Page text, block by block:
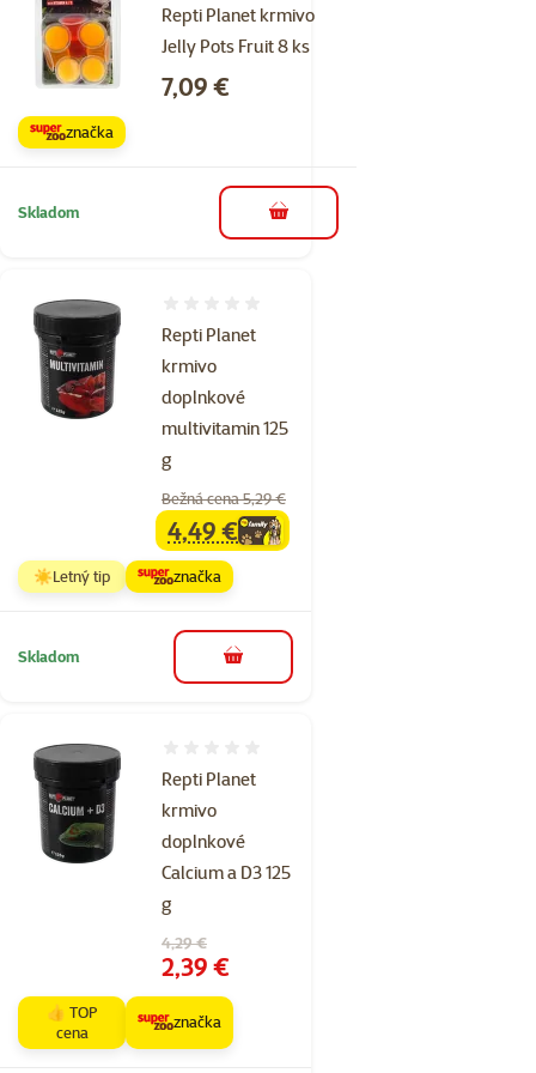
Repti Planet krmivo
Jelly Pots Fruit 8 ks
Cena
7,09 €
značka
Skladom do košíka
Repti Planet
krmivo
doplnkové
multivitamin 125
g
Bežná cena 5,29 €
familycena
4,49 €
☀️Letný tip značka
Skladom do košíka
Repti Planet
krmivo
doplnkové
Calcium a D3 125
g
Pôvodná cena
4,29 €
Cena
2,39 €
👍 TOP
cena
značka